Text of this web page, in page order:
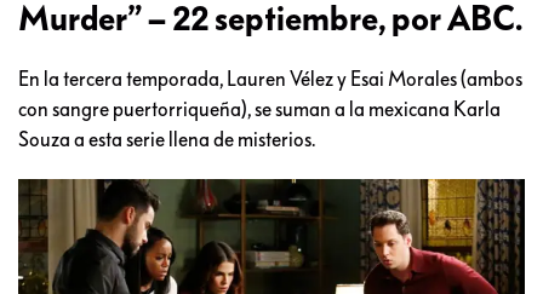
Murder” – 22 septiembre, por ABC.
En la tercera temporada, Lauren Vélez y Esai Morales (ambos
con sangre puertorriqueña), se suman a la mexicana Karla
Souza a esta serie llena de misterios.